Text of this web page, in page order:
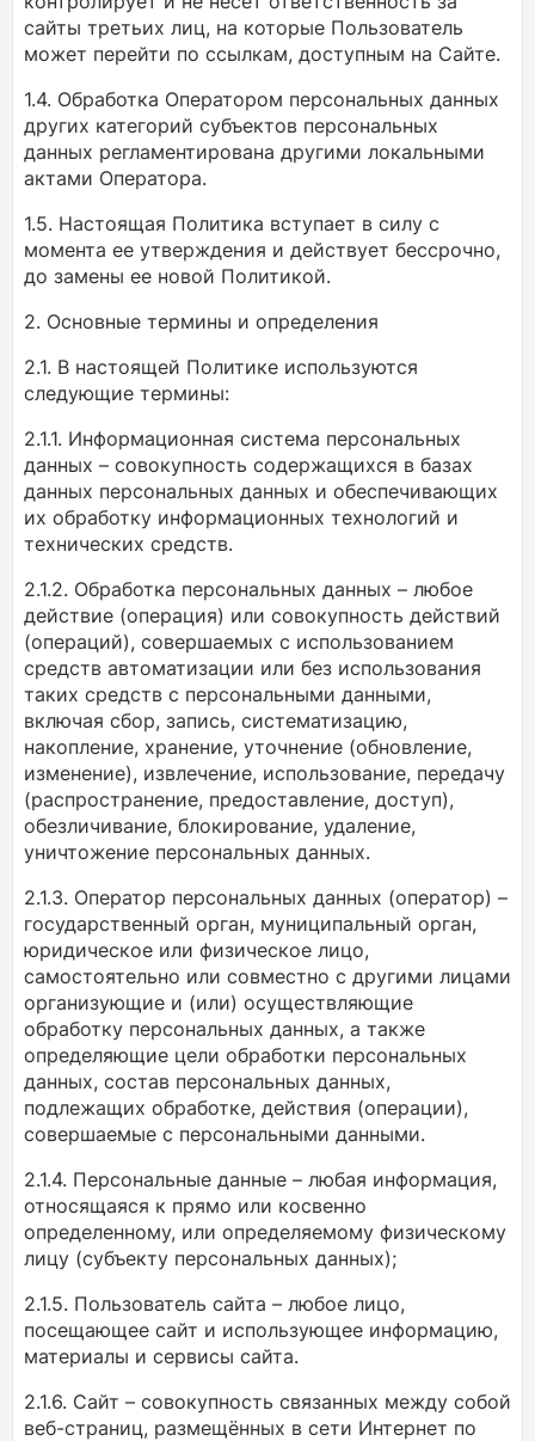
сайты третьих лиц, на которые Пользователь
может перейти по ссылкам, доступным на Сайте.
1.4. Обработка Оператором персональных данных
других категорий субъектов персональных
данных регламентирована другими локальными
актами Оператора.
1.5. Настоящая Политика вступает в силу с
момента ее утверждения и действует бессрочно,
до замены ее новой Политикой.
2. Основные термины и определения
2.1. В настоящей Политике используются
следующие термины:
2.1.1. Информационная система персональных
данных – совокупность содержащихся в базах
данных персональных данных и обеспечивающих
их обработку информационных технологий и
технических средств.
2.1.2. Обработка персональных данных – любое
действие (операция) или совокупность действий
(операций), совершаемых с использованием
средств автоматизации или без использования
таких средств с персональными данными,
включая сбор, запись, систематизацию,
накопление, хранение, уточнение (обновление,
изменение), извлечение, использование, передачу
(распространение, предоставление, доступ),
обезличивание, блокирование, удаление,
уничтожение персональных данных.
2.1.3. Оператор персональных данных (оператор) –
государственный орган, муниципальный орган,
юридическое или физическое лицо,
самостоятельно или совместно с другими лицами
организующие и (или) осуществляющие
обработку персональных данных, а также
определяющие цели обработки персональных
данных, состав персональных данных,
подлежащих обработке, действия (операции),
совершаемые с персональными данными.
2.1.4. Персональные данные – любая информация,
относящаяся к прямо или косвенно
определенному, или определяемому физическому
лицу (субъекту персональных данных);
2.1.5. Пользователь сайта – любое лицо,
посещающее сайт и использующее информацию,
материалы и сервисы сайта.
2.1.6. Сайт – совокупность связанных между собой
веб-страниц, размещённых в сети Интернет по